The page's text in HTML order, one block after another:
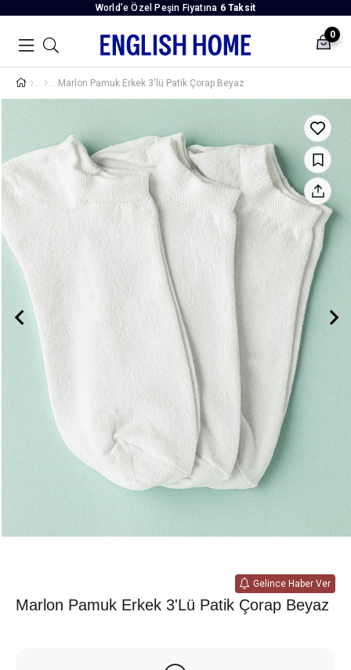
World’e Özel Peşin Fiyatına 6 Taksit
0
Marlon Pamuk Erkek 3'lü Patik Çorap Beyaz
Gelince Haber Ver
Marlon Pamuk Erkek 3'lü Patik Çorap Beyaz